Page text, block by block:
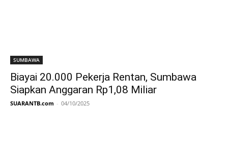
SUMBAWA
Biayai 20.000 Pekerja Rentan, Sumbawa
Siapkan Anggaran Rp1,08 Miliar
SUARANTB.com - 04/10/2025